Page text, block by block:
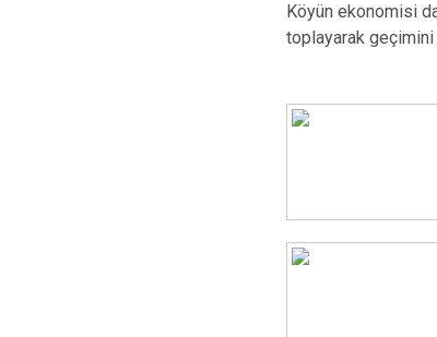
Köyün ekonomisi
toplayarak geçimini